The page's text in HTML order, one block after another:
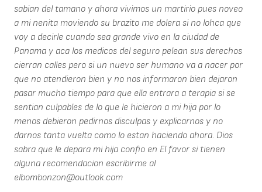
sabian del tamano y ahora vivimos un martirio pues noveo
a mi nenita moviendo su brazito me dolera si no lohca que
voy a decirle cuando sea grande vivo en la ciudad de
Panama y aca los medicos del seguro pelean sus derechos
cierran calles pero si un nuevo ser humano va a nacer por
que no atendieron bien y no nos informaron bien dejaron
pasar mucho tiempo para que ella entrara a terapia si se
sentian culpables de lo que le hicieron a mi hija por lo
menos debieron pedirnos disculpas y explicarnos y no
darnos tanta vuelta como lo estan haciendo ahora. Dios
sabra que le depara mi hija confio en El favor si tienen
alguna recomendacion escribirme al
elbombonzon@outlook.com